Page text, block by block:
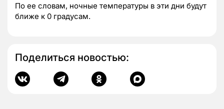
По ее словам, ночные температуры в эти дни будут
ближе к 0 градусам.
Поделиться новостью: